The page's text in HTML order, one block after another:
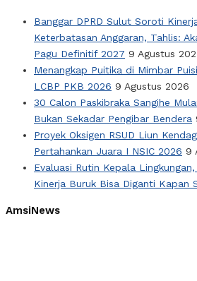
Banggar DPRD Sulut Soroti
Keterbatasan Anggaran, Tahlis:
Pagu Definitif 2027 9 Agustus
Menangkap Puitika di Mimbar
LCBP PKB 2026 9 Agustus 2026
30 Calon Paskibraka Sangihe
Bukan Sekadar Pengibar Bendera
Proyek Oksigen RSUD Liun
Pertahankan Juara I NSIC 2026 9
Evaluasi Rutin Kepala
Kinerja Buruk Bisa Diganti Kapan
AmsiNews